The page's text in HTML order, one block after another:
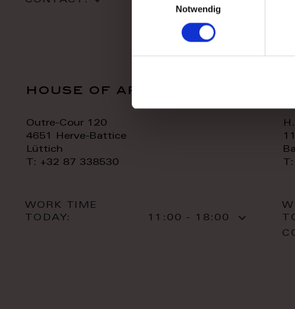
Notwendig
house of art
Outre-Cour 120
4651 Herve-Battice
Lüttich
T: +32 87 338530
WORK TIME
TODAY:
11:00 - 18:00